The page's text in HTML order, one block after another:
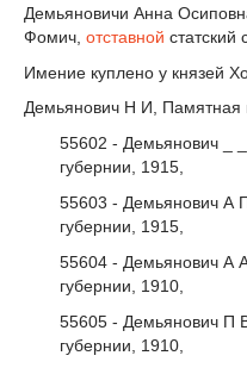
Демьяновичи Анна
Фомич, отставной статский
Имение куплено у князей
Демьянович Н И, Памятная
55602 - Демьянович _
губернии, 1915,
55603 - Демьянович А
губернии, 1915,
55604 - Демьянович А
губернии, 1910,
55605 - Демьянович П
губернии, 1910,